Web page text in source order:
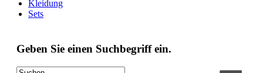
Kleidung
Sets
Geben Sie einen Suchbegriff ein.